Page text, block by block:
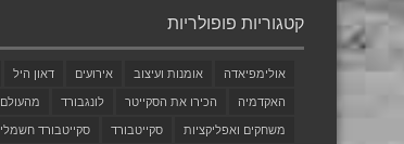
קטגוריות פופולריות
אולימפיאדה אומנות ועיצוב אירועים דאון היל
האקדמיה הכירו את הסקייטר לונגבורד מהעולם
משחקים ואפליקציות סקייטבורד סקייטבורד חשמלי